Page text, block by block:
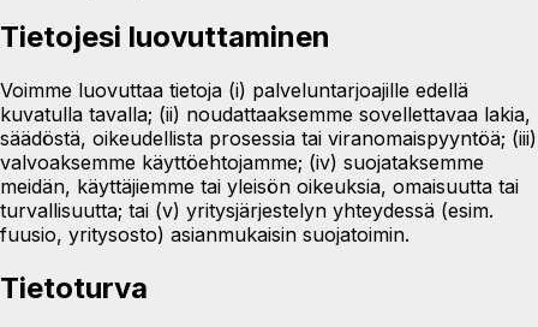
Tietojesi luovuttaminen
Voimme luovuttaa tietoja (i) palveluntarjoajille edellä
kuvatulla tavalla; (ii) noudattaaksemme sovellettavaa lakia,
säädöstä, oikeudellista prosessia tai viranomaispyyntöä; (iii)
valvoaksemme käyttöehtojamme; (iv) suojataksemme
meidän, käyttäjiemme tai yleisön oikeuksia, omaisuutta tai
turvallisuutta; tai (v) yritysjärjestelyn yhteydessä (esim.
fuusio, yritysosto) asianmukaisin suojatoimin.
Tietoturva